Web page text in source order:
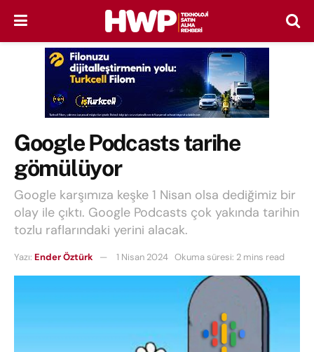
Google Podcasts tarihe
gömülüyor
Google karşımıza keşke 1 Nisan olsa dediğimiz bir
olay ile çıktı. Google Podcasts çok yakında tarihin
tozlu raflarındaki yerini alacak.
Yazı: Ender Öztürk 1 Nisan 2024 Okuma süresi: 2 mins read